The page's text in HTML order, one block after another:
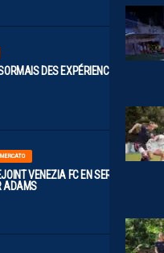
DES EXPÉRIENCES
MERCATO
VENEZIA FC EN SERIE A
ADAMS